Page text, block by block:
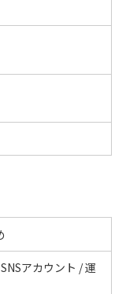
アカウント / 運